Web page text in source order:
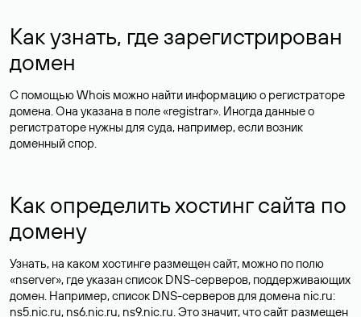
Как узнать, где зарегистрирован
домен
С помощью Whois можно найти информацию о регистраторе
домена. Она указана в поле «registrar». Иногда данные о
регистраторе нужны для суда, например, если возник
доменный спор.
Как определить хостинг сайта по
домену
Узнать, на каком хостинге размещен сайт, можно по полю
«nserver», где указан список DNS-серверов, поддерживающих
домен. Например, список DNS-серверов для домена nic.ru:
ns5.nic.ru, ns6.nic.ru, ns9.nic.ru. Это значит, что сайт размещен